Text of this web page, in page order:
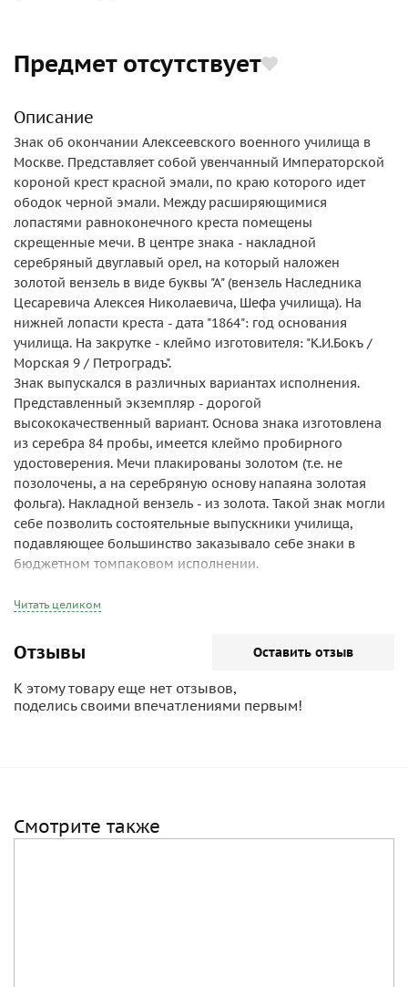
Предмет отсутствует
Описание
Знак об окончании Алексеевского военного училища в
Москве. Представляет собой увенчанный Императорской
короной крест красной эмали, по краю которого идет
ободок черной эмали. Между расширяющимися
лопастями равноконечного креста помещены
скрещенные мечи. В центре знака - накладной
серебряный двуглавый орел, на который наложен
золотой вензель в виде буквы "А" (вензель Наследника
Цесаревича Алексея Николаевича, Шефа училища). На
нижней лопасти креста - дата "1864": год основания
училища. На закрутке - клеймо изготовителя: "К.И.Бокъ /
Морская 9 / Петроградъ".
Знак выпускался в различных вариантах исполнения.
Представленный экземпляр - дорогой
высококачественный вариант. Основа знака изготовлена
из серебра 84 пробы, имеется клеймо пробирного
удостоверения. Мечи плакированы золотом (т.е. не
позолочены, а на серебряную основу напаяна золотая
фольга). Накладной вензель - из золота. Такой знак могли
себе позволить состоятельные выпускники училища,
подавляющее большинство заказывало себе знаки в
бюджетном томпаковом исполнении.
Знак утвержден 8 октября 1913 года, изготовлен фирмой
февралем 1917: вероятнее всего, в конце 1914 - 1915
годах.
Читать целиком
Отзывы Оставить отзыв
К этому товару еще нет отзывов,
поделись своими впечатлениями первым!
Смотрите также